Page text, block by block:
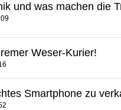
und was machen die
Weser-Kurier!
Smartphone zu